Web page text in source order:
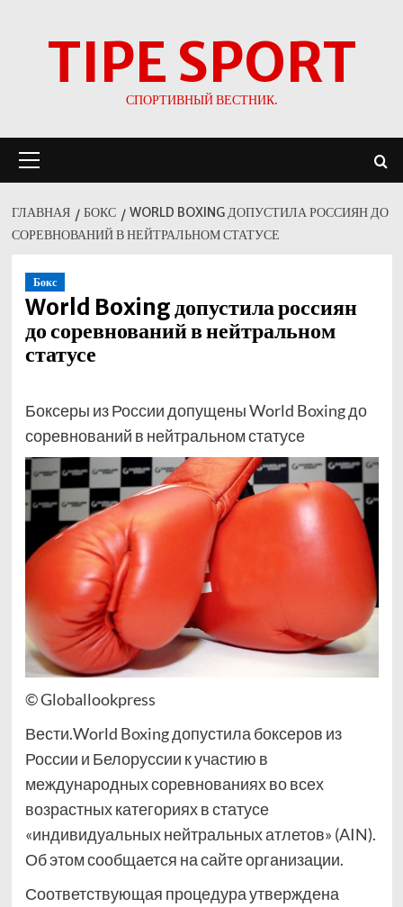
TIPE SPORT
СПОРТИВНЫЙ ВЕСТНИК.
меню
ГЛАВНАЯ БОКС
WORLD BOXING ДОПУСТИЛА РОССИЯН ДО
СОРЕВНОВАНИЙ В НЕЙТРАЛЬНОМ СТАТУСЕ
Бокс
World Boxing допустила россиян
до соревнований в нейтральном
статусе
Боксеры из России допущены World Boxing до
соревнований в нейтральном статусе
© Globallookpress
Вести.World Boxing допустила боксеров из
России и Белоруссии к участию в
международных соревнованиях во всех
возрастных категориях в статусе
«индивидуальных нейтральных атлетов» (AIN).
Об этом сообщается на сайте организации.
Соответствующая процедура утверждена